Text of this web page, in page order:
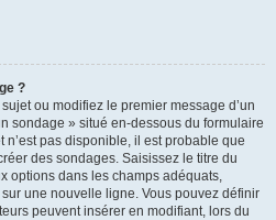
?
ou modifiez le premier message d’un
sondage » situé en-dessous du formulaire
pas disponible, il est probable que
des sondages. Saisissez le titre du
options dans les champs adéquats,
une nouvelle ligne. Vous pouvez définir
peuvent insérer en modifiant, lors du